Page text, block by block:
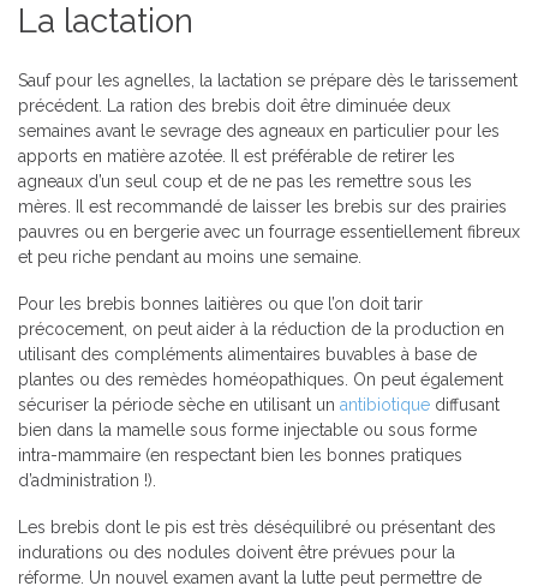
La lactation
Sauf pour les agnelles, la lactation se prépare dès le tarissement
précédent. La ration des brebis doit être diminuée deux
semaines avant le sevrage des agneaux en particulier pour les
apports en matière azotée. Il est préférable de retirer les
agneaux d’un seul coup et de ne pas les remettre sous les
mères. Il est recommandé de laisser les brebis sur des prairies
pauvres ou en bergerie avec un fourrage essentiellement fibreux
et peu riche pendant au moins une semaine.
Pour les brebis bonnes laitières ou que l’on doit tarir
précocement, on peut aider à la réduction de la production en
utilisant des compléments alimentaires buvables à base de
plantes ou des remèdes homéopathiques. On peut également
sécuriser la période sèche en utilisant un antibiotique diffusant
bien dans la mamelle sous forme injectable ou sous forme
intra-mammaire (en respectant bien les bonnes pratiques
d’administration !).
Les brebis dont le pis est très déséquilibré ou présentant des
indurations ou des nodules doivent être prévues pour la
réforme. Un nouvel examen avant la lutte peut permettre de